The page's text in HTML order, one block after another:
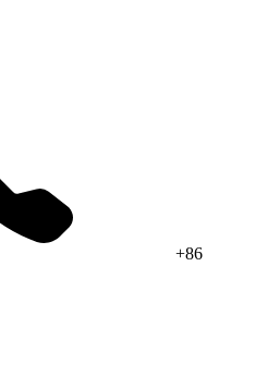
+86